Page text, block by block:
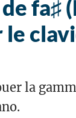
fa♯
le
la